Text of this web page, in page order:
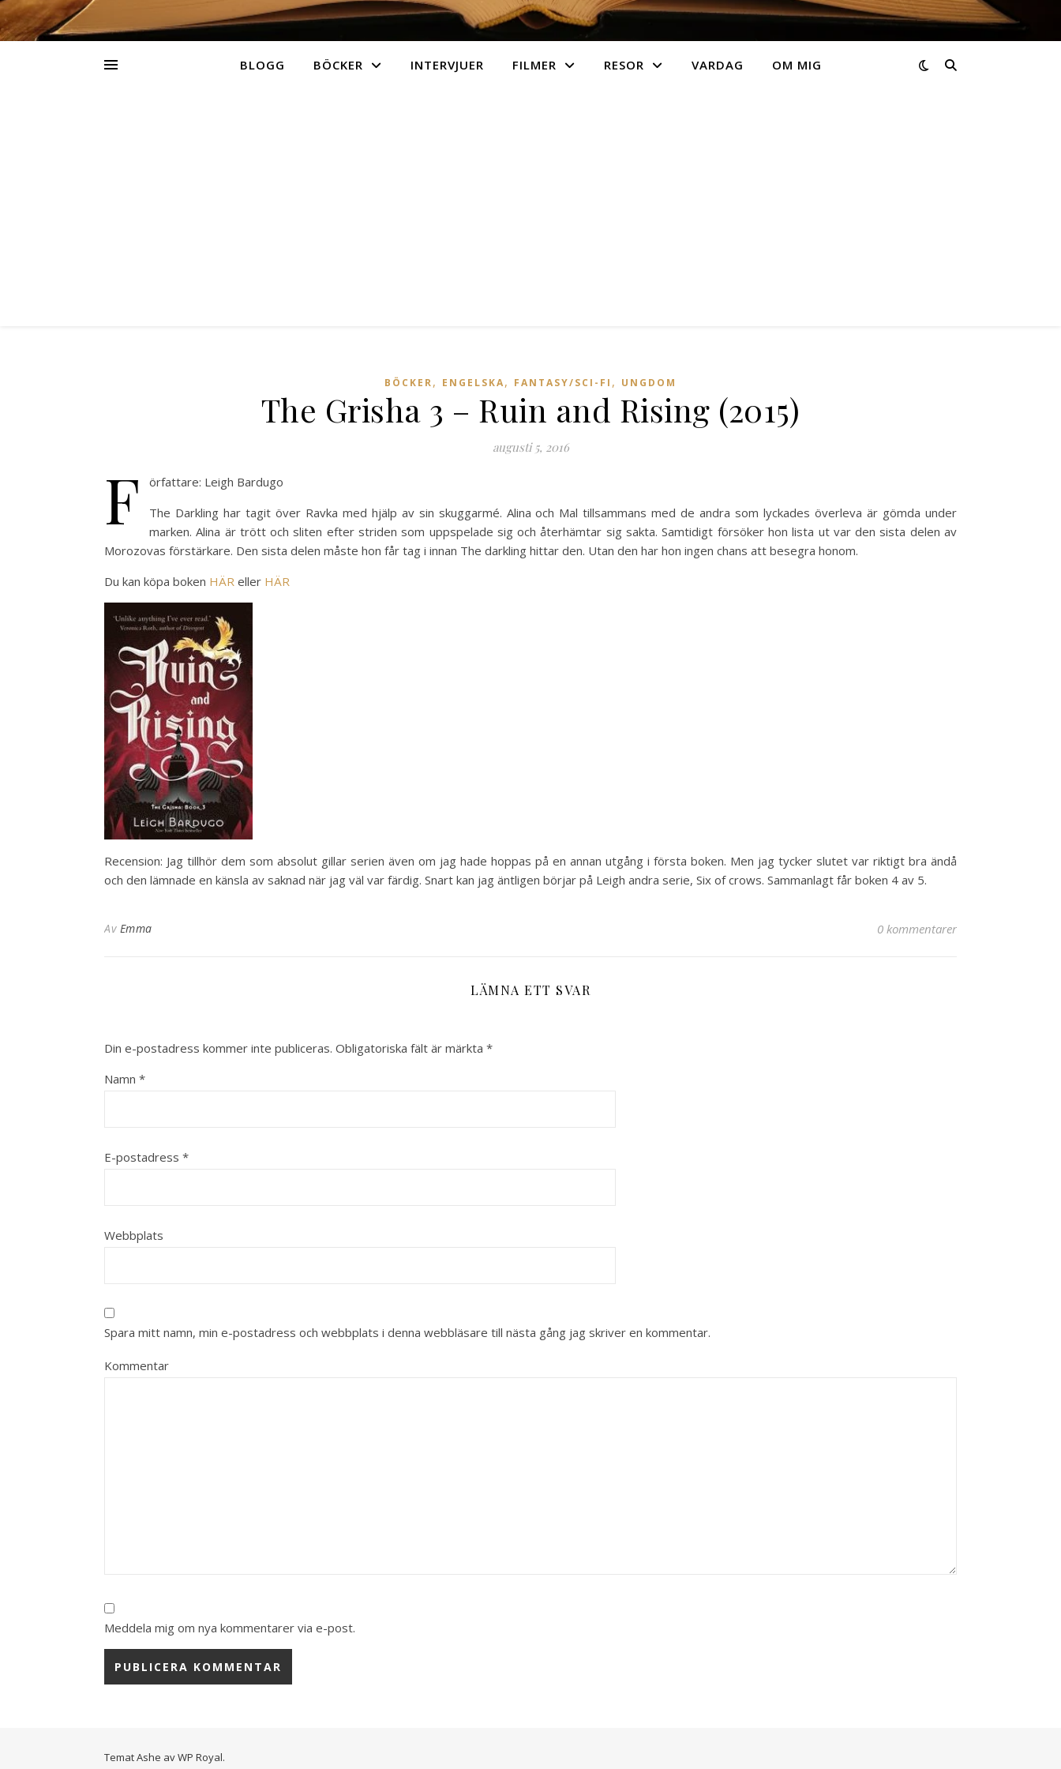
BLOGG BÖCKER INTERVJUER FILMER RESOR VARDAG OM MIG
BÖCKER, ENGELSKA, FANTASY/SCI-FI , UNGDOM
The Grisha 3 – Ruin and Rising (2015)
augusti 5, 2016
F
örfattare: Leigh Bardugo
The Darkling har tagit över Ravka med hjälp av sin skuggarmé. Alina och Mal tillsammans med de andra som lyckades överleva är gömda under
marken. Alina är trött och sliten efter striden som uppspelade sig och återhämtar sig sakta. Samtidigt försöker hon lista ut var den sista delen av
Morozovas förstärkare. Den sista delen måste hon får tag i innan The darkling hittar den. Utan den har hon ingen chans att besegra honom.
Du kan köpa boken HÄR eller HÄR
Recension: Jag tillhör dem som absolut gillar serien även om jag hade hoppas på en annan utgång i första boken. Men jag tycker slutet var riktigt bra ändå
och den lämnade en känsla av saknad när jag väl var färdig. Snart kan jag äntligen börjar på Leigh andra serie, Six of crows. Sammanlagt får boken 4 av 5.
Av Emma 0 kommentarer
LÄMNA ETT SVAR
Din e-postadress kommer inte publiceras. Obligatoriska fält är märkta *
Namn *
E-postadress *
Webbplats
Spara mitt namn, min e-postadress och webbplats i denna webbläsare till nästa gång jag skriver en kommentar.
Kommentar
Meddela mig om nya kommentarer via e-post.
Temat Ashe avWP Royal.